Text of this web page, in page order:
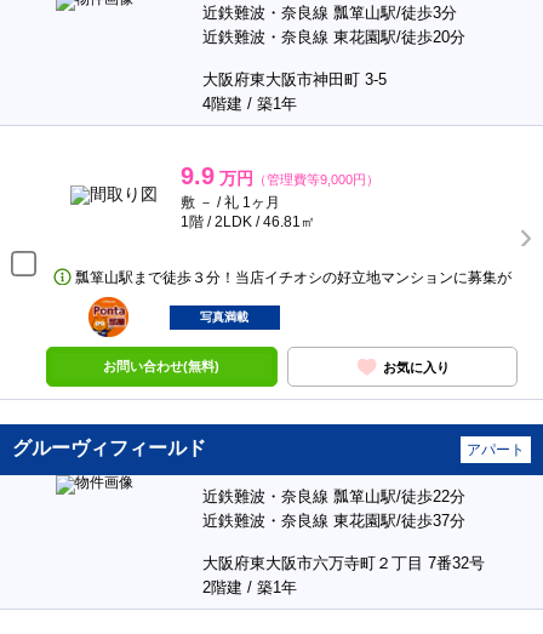
近鉄難波・奈良線 瓢箪山駅/徒歩3分
近鉄難波・奈良線 東花園駅/徒歩20分
大阪府東大阪市神田町 3-5
4階建 / 築1年
9.9 万円 （管理費等9,000円）
敷 － / 礼 1ヶ月
1階 / 2LDK / 46.81㎡
瓢箪山駅まで徒歩３分！当店イチオシの好立地マンションに募集が
ポンタ
部屋
写真満載
お問い合わせ(無料) お気に入り
グルーヴィフィールド アパート
近鉄難波・奈良線 瓢箪山駅/徒歩22分
近鉄難波・奈良線 東花園駅/徒歩37分
大阪府東大阪市六万寺町２丁目 7番32号
2階建 / 築1年